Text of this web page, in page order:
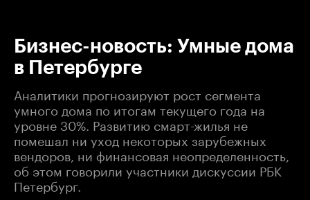
Бизнес-новость: Умные дома
в Петербурге
Аналитики прогнозируют рост сегмента
умного дома по итогам текущего года на
уровне 30%. Развитию смарт-жилья не
помешал ни уход некоторых зарубежных
вендоров, ни финансовая неопределенность,
об этом говорили участники дискуссии РБК
Петербург.